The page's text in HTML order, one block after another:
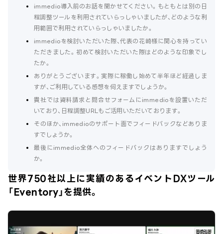
immedio導入前のお話を聞かせてください。もともとは別の日
程調整ツールを利用されていらっしゃいましたが、どのような利
用範囲で利用されていらっしゃいましたか。
immedioを検討いただいた際、代表の花崎様に関心を持ってい
ただきました。初めて検討いただいた際はどのような印象でし
たか。
ありがとうございます。実際に稼働し始めて半年ほど経過しま
すが、ご利用している感想を伺えますでしょうか。
貴社では資料請求と問合せフォームにimmedioを設置いただ
いており、日程調整URLもご活用いただいております。
そのほか、immedioのサポート面でフィードバックなどありま
すでしょうか。
最後にimmedio全体へのフィードバックはありますでしょう
か。
世界750社以上に実績のあるイベントDXツール
「Eventory」を提供。